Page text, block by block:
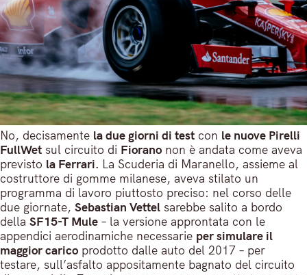
No, decisamente la due giorni di test con le nuove Pirelli
FullWet sul circuito di Fiorano non è andata come aveva
previsto la Ferrari. La Scuderia di Maranello, assieme al
costruttore di gomme milanese, aveva stilato un
programma di lavoro piuttosto preciso: nel corso delle
due giornate, Sebastian Vettel sarebbe salito a bordo
della SF15-T Mule – la versione approntata con le
appendici aerodinamiche necessarie per simulare il
maggior carico prodotto dalle auto del 2017 – per
testare, sull’asfalto appositamente bagnato del circuito